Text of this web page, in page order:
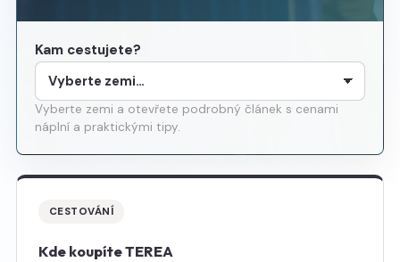
Kam cestujete?
Vyberte zemi a otevřete podrobný článek s cenami
náplní a praktickými tipy.
CESTOVÁNÍ
Kde koupíte TEREA